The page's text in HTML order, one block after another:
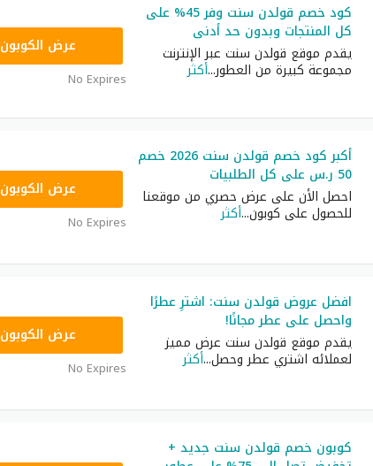
كود خصم قولدن سنت وفر 45% على
كل المنتجات وبدون حد أدنى
يقدم موقع قولدن سنت عبر الإنترنت
مجموعة كبيرة من العطور...أكثر
عرض الكوبون
No Expires
أكبر كود خصم قولدن سنت 2026 خصم
50 ر.س على كل الطلبيات
احصل الأن على عرض حصري من موقعنا
للحصول على كوبون...أكثر
عرض الكوبون
No Expires
افضل عروض قولدن سنت: اشترِ عطرًا
واحصل على عطر مجانًا!
يقدم موقع قولدن سنت عرض مميز
لعملائه اشتري عطر وحصل...أكثر
عرض الكوبون
No Expires
كوبون خصم قولدن سنت جديد +